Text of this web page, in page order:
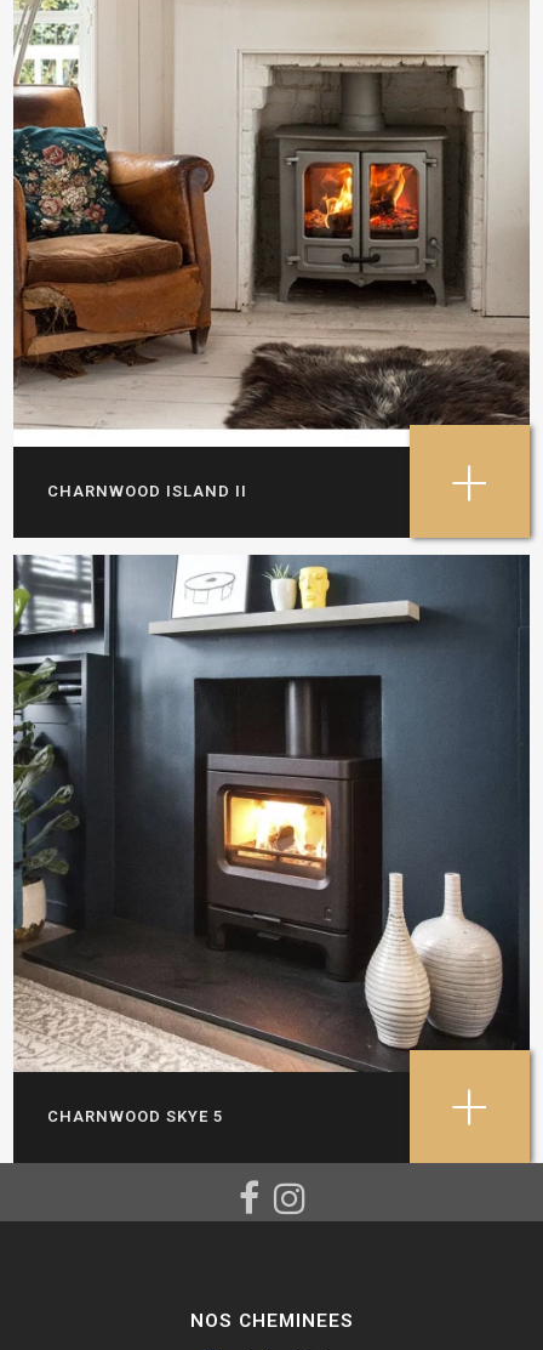
+
CHARNWOOD ISLAND II
+
CHARNWOOD SKYE 5
NOS CHEMINEES